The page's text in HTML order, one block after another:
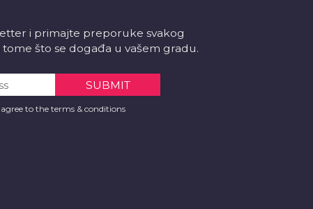
i primajte preporuke svakog
što se događa u vašem gradu.
to the terms & conditions